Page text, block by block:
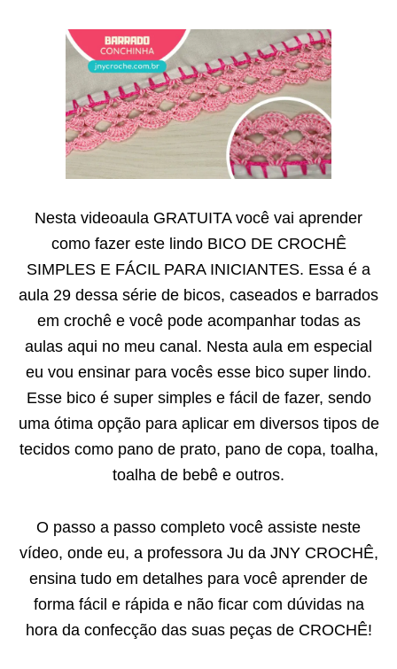
Nesta videoaula GRATUITA você vai aprender
como fazer este lindo BICO DE CROCHÊ
SIMPLES E FÁCIL PARA INICIANTES. Essa é a
aula 29 dessa série de bicos, caseados e barrados
em crochê e você pode acompanhar todas as
aulas aqui no meu canal. Nesta aula em especial
eu vou ensinar para vocês esse bico super lindo.
Esse bico é super simples e fácil de fazer, sendo
uma ótima opção para aplicar em diversos tipos de
tecidos como pano de prato, pano de copa, toalha,
toalha de bebê e outros.
O passo a passo completo você assiste neste
vídeo, onde eu, a professora Ju da JNY CROCHÊ,
ensina tudo em detalhes para você aprender de
forma fácil e rápida e não ficar com dúvidas na
hora da confecção das suas peças de CROCHÊ!